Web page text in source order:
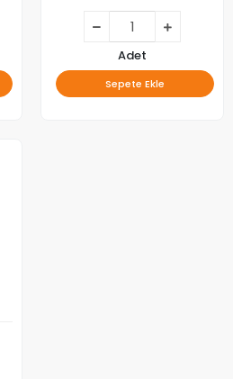
Adet
Sepete Ekle